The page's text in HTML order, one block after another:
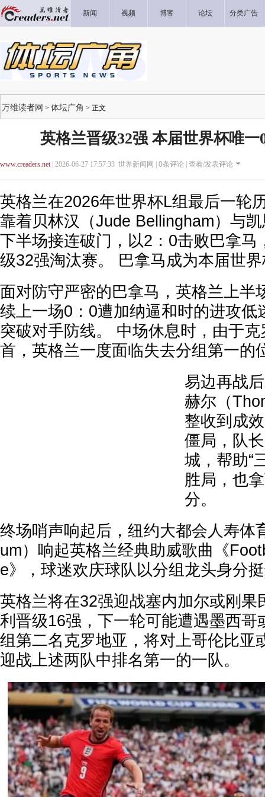
新闻 视频 博客 论坛 分类广告
万维读者网 > 体坛广角 > 正文
英格兰晋级32强 本届世界杯唯一
www.creaders.net| 2026-06-27 17:57:33 世界新闻网 | 0条评论 | 查看/发表评论
英格兰在2026年世界杯L组最后一轮
靠着贝林汉（Jude Bellingham）与
下半场接连破门，以2：0击败巴拿马
级32强淘汰赛。 巴拿马成为本届世
面对防守严密的巴拿马，英格兰上半
续上一场0：0遭加纳逼和时的进攻低
突破对手防线。 中场休息时，由于
首，英格兰一度面临失去分组第一的
易边再战
赫尔（
整收到成
僵局，队
城，帮助“
胜局，也
分。
终场哨声响起后，纽约大都会人寿体
um）响起英格兰经典助威歌曲《
e》，球迷欢庆球队以分组龙头身分
英格兰将在32强迎战塞内加尔或刚果
利晋级16强，下一轮可能遭遇墨西哥
组第二名克罗地亚，将对上哥伦比亚
迎战上述两队中排名第一的一队。